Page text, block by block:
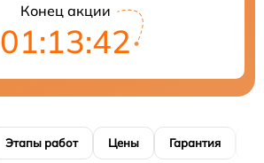
Конец акции
01:13:41
Этапы работ Цены Гарантия